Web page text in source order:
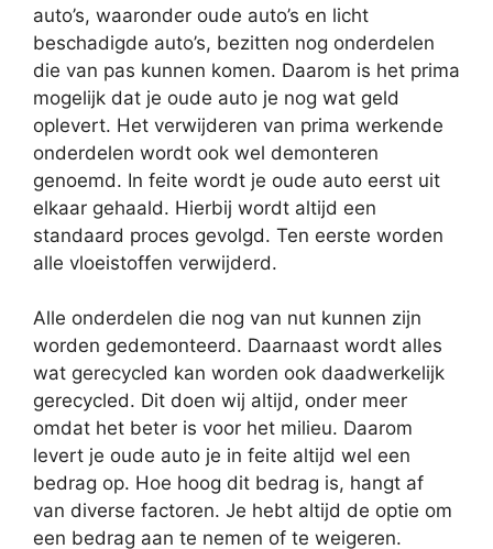
auto’s, waaronder oude auto’s en licht
beschadigde auto’s, bezitten nog onderdelen
die van pas kunnen komen. Daarom is het prima
mogelijk dat je oude auto je nog wat geld
oplevert. Het verwijderen van prima werkende
onderdelen wordt ook wel demonteren
genoemd. In feite wordt je oude auto eerst uit
elkaar gehaald. Hierbij wordt altijd een
standaard proces gevolgd. Ten eerste worden
alle vloeistoffen verwijderd.
Alle onderdelen die nog van nut kunnen zijn
worden gedemonteerd. Daarnaast wordt alles
wat gerecycled kan worden ook daadwerkelijk
gerecycled. Dit doen wij altijd, onder meer
omdat het beter is voor het milieu. Daarom
levert je oude auto je in feite altijd wel een
bedrag op. Hoe hoog dit bedrag is, hangt af
van diverse factoren. Je hebt altijd de optie om
een bedrag aan te nemen of te weigeren.